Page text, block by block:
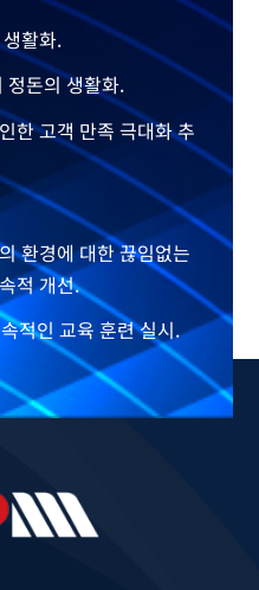
활화.
정돈의 생활화.
한 고객 만족 극대화 추
환경에 대한 끊임없는
적 개선.
적인 교육 훈련 실시.